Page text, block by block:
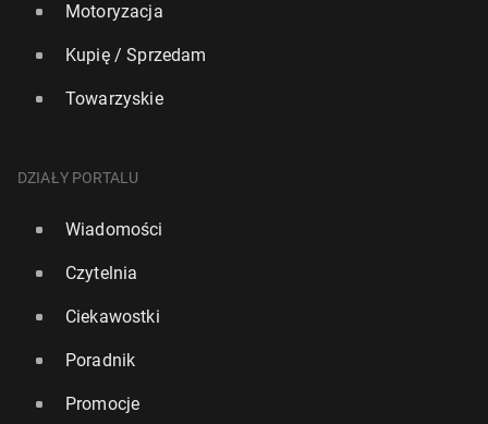
Po 150 latach do Anglii mogą wrócić orły przed­nie
Motoryzacja
Kupię / Sprzedam
Towarzyskie
DZIAŁY PORTALU
Wiadomości
Czytelnia
Ciekawostki
Poradnik
Promocje